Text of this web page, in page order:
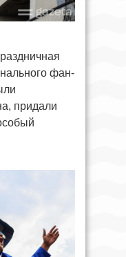
фан-
придали